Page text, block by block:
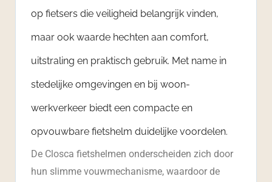
op fietsers die veiligheid belangrijk vinden,
maar ook waarde hechten aan comfort,
uitstraling en praktisch gebruik. Met name in
stedelijke omgevingen en bij woon-
werkverkeer biedt een compacte en
opvouwbare fietshelm duidelijke voordelen.
De Closca fietshelmen onderscheiden zich door
hun slimme vouwmechanisme, waardoor de